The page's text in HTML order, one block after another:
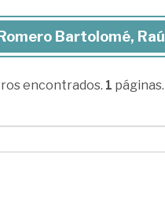
Bartolomé, Raúl
encontrados. 1 páginas.